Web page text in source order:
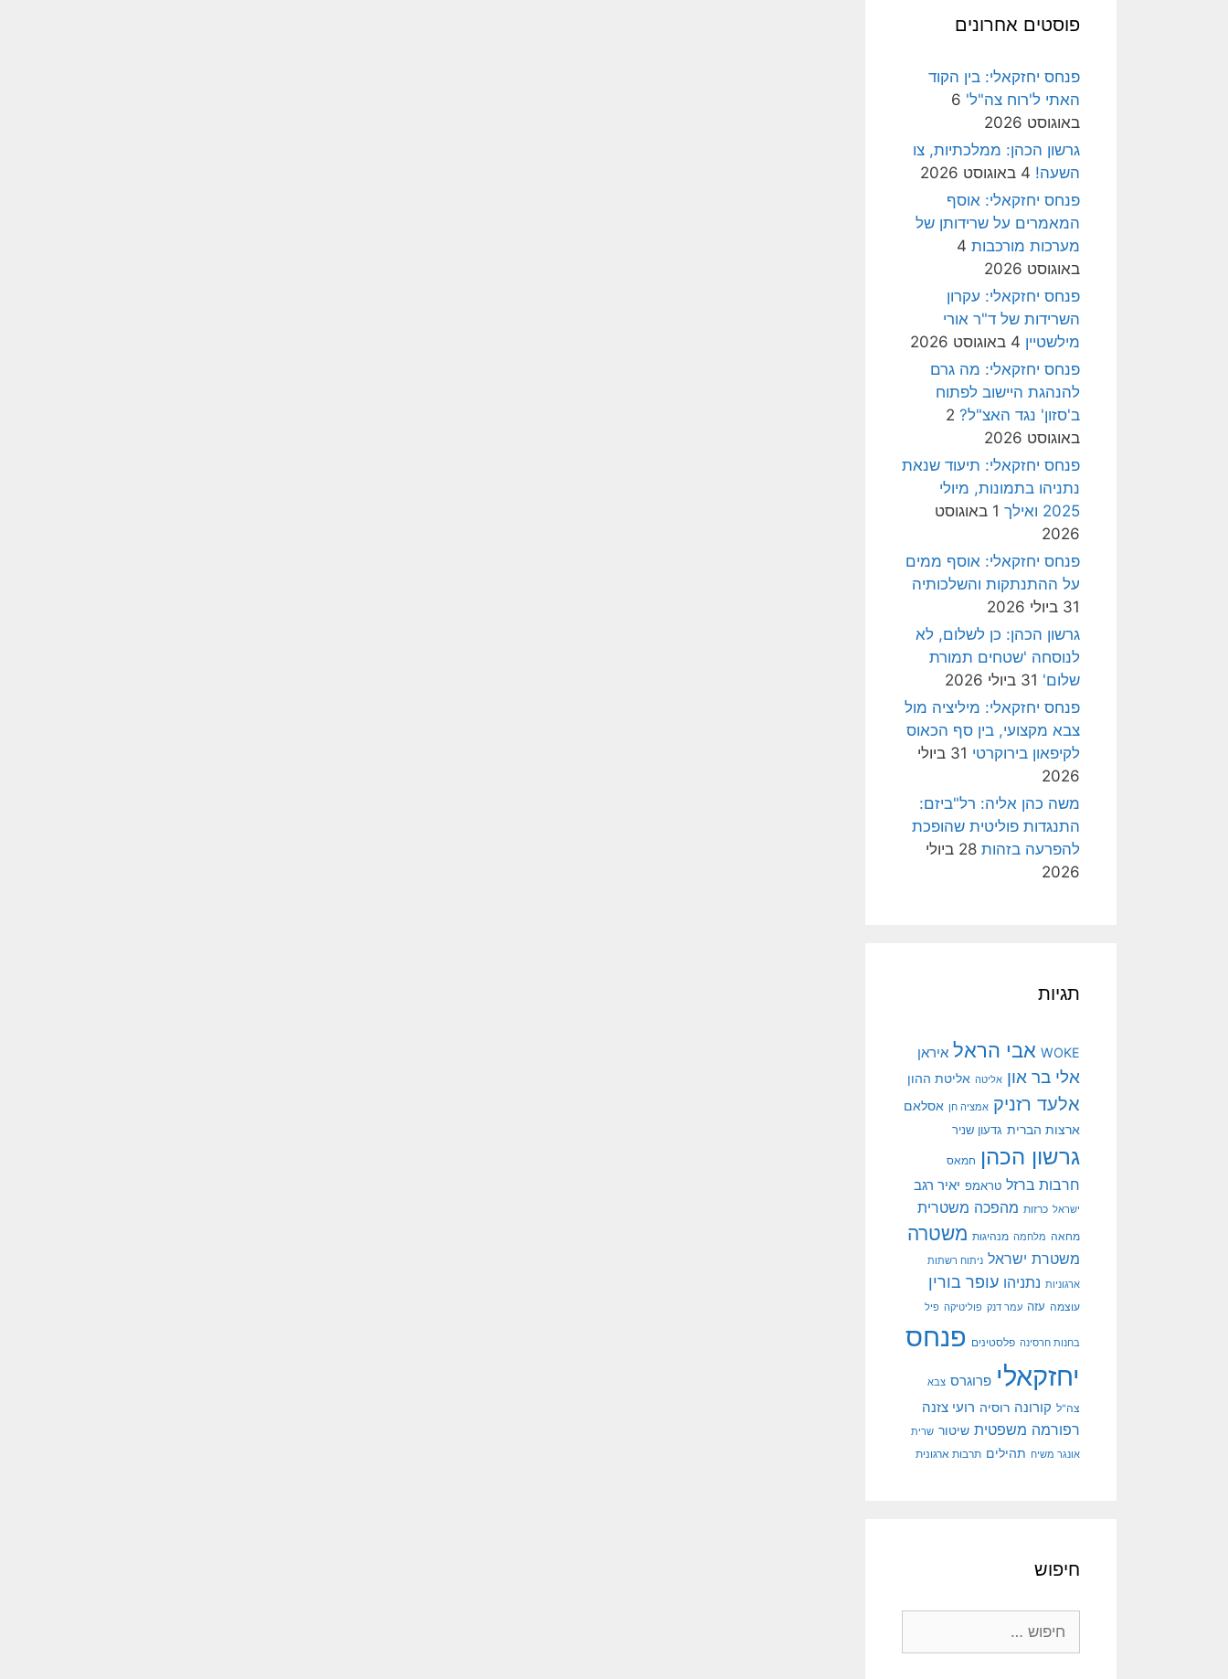
פוסטים אחרונים
פנחס יחזקאלי: בין הקוד
האתי ל'רוח צה"ל' 6
באוגוסט 2026
גרשון הכהן: ממלכתיות, צו
השעה! 4 באוגוסט 2026
פנחס יחזקאלי: אוסף
המאמרים על שרידותן של
מערכות מורכבות 4
באוגוסט 2026
פנחס יחזקאלי: עקרון
השרידות של ד"ר אורי
מילשטיין 4 באוגוסט 2026
פנחס יחזקאלי: מה גרם
להנהגת היישוב לפתוח
ב'סזון' נגד האצ"ל? 2
באוגוסט 2026
פנחס יחזקאלי: תיעוד שנאת
נתניהו בתמונות, מיולי
2025 ואילך
1 באוגוסט
2026
פנחס יחזקאלי: אוסף ממים
על ההתנתקות והשלכותיה
31 ביולי 2026
גרשון הכהן: כן לשלום, לא
לנוסחה 'שטחים תמורת
שלום' 31 ביולי 2026
פנחס יחזקאלי: מיליציה מול
צבא מקצועי, בין סף הכאוס
לקיפאון בירוקרטי
31 ביולי
2026
משה כהן אליה: רל"ביזם:
התנגדות פוליטית שהופכת
להפרעה בזהות
28 ביולי
2026
תגיות
WOKE אבי הראל איראן
אלי בר און אליטה אליטת ההון
אלעד רזניק אמציה חן אסלאם
ארצות הברית גדעון שניר
גרשון הכהן חמאס
חרבות ברזל טראמפ יאיר רגב
ישראל כרזות מהפכה משטרית
מחאה מלחמה מנהיגות משטרה
משטרת ישראל ניתוח רשתות
ארגוניות נתניהו עופר בורין
עוצמה עזה עמר דנק פוליטיקה פיל
בחנות חרסינה פלסטינים פנחס
יחזקאלי פרוגרס צבא
צה"ל קורונה רוסיה רועי צזנה
רפורמה משפטית שיטור שרית
אונגר משיח תהילים תרבות ארגונית
חיפוש